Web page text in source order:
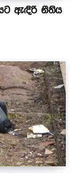
ඇඳිරි නීතිය